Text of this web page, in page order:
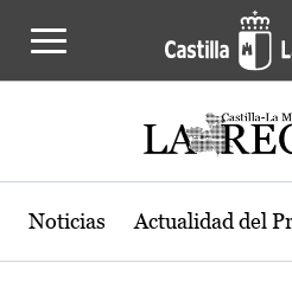
Noticias Actualidad del